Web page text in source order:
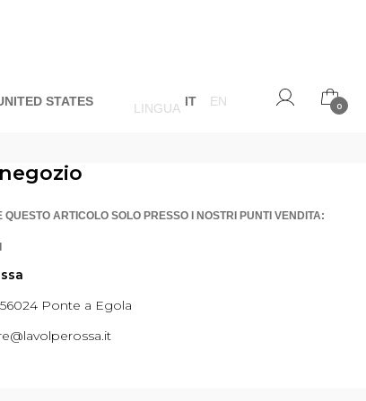
STATES LINGUA IT EN 0
QUESTO ARTICOLO SOLO PRESSO I NOSTRI PUNTI VENDITA:
Ponte a Egola